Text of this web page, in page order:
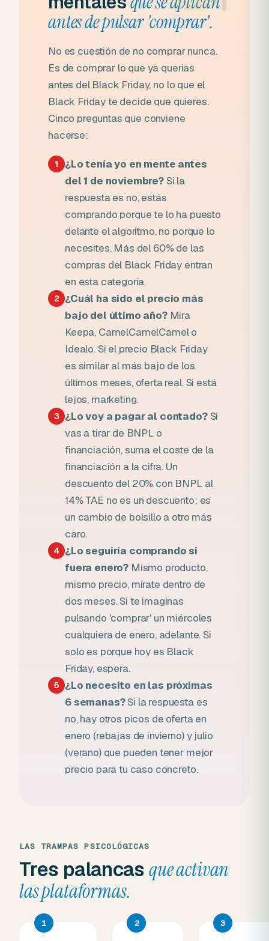
antes de pulsar 'comprar'.
No es cuestión de no comprar nunca.
Es de comprar lo que ya querias
antes del Black Friday, no lo que el
Black Friday te decide que quieres.
Cinco preguntas que conviene
hacerse:
1
¿Lo tenía yo en mente antes
del 1 de noviembre?Si la
respuesta es no, estás
comprando porque te lo ha puesto
delante el algoritmo, no porque lo
necesites. Más del 60% de las
compras del Black Friday entran
en esta categoría.
2
¿Cuál ha sido el precio más
bajo del último año?Mira
Keepa, CamelCamelCamel o
Idealo. Si el precio Black Friday
es similar al más bajo de los
últimos meses, oferta real. Si está
lejos, marketing.
3 ¿Lo voy a pagar al contado?Si
vas a tirar de BNPL o
financiación, suma el coste de la
financiación a la cifra. Un
descuento del 20% con BNPL al
14% TAE no es un descuento; es
un cambio de bolsillo a otro más
caro.
4
¿Lo seguiría comprando si
fuera enero? Mismo producto,
mismo precio, mírate dentro de
dos meses. Si te imaginas
pulsando 'comprar' un miércoles
cualquiera de enero, adelante. Si
solo es porque hoy es Black
Friday, espera.
5
¿Lo necesito en las próximas
6 semanas?Si la respuesta es
no, hay otros picos de oferta en
enero (rebajas de invierno) y julio
(verano) que pueden tener mejor
precio para tu caso concreto.
LAS TRAMPAS PSICOLÓGICAS
Tres palancasque activan
las plataformas.
1 2 3